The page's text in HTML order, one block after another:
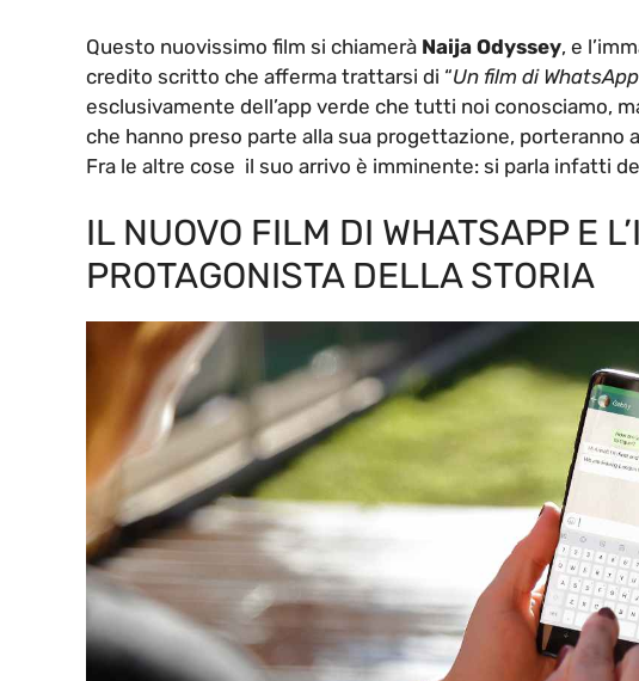
Questo nuovissimo film si chiamerà Naija Odyssey, e
credito scritto che afferma trattarsi di “Un film di WhatsApp
esclusivamente dell’app verde che tutti noi conosciamo,
che hanno preso parte alla sua progettazione, porteranno
Fra le altre cose il suo arrivo è imminente: si parla infatti
IL NUOVO FILM DI WHATSAPP E
PROTAGONISTA DELLA STORIA